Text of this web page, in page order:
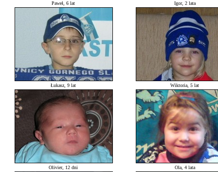
Paweł, 6 lat Igor, 2 lata
Łukasz, 9 lat Wiktoria, 5 lat
Olivier, 12 dni Ola, 4 lata